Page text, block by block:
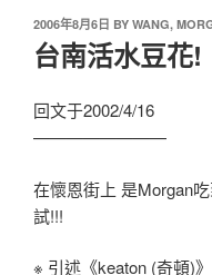
2006年8月6日 BY WANG,
台南活水豆花!
回文于2002/4/16
————————
在懷恩街上 是Morgan
試!!!
※ 引述《keaton (奇頓)